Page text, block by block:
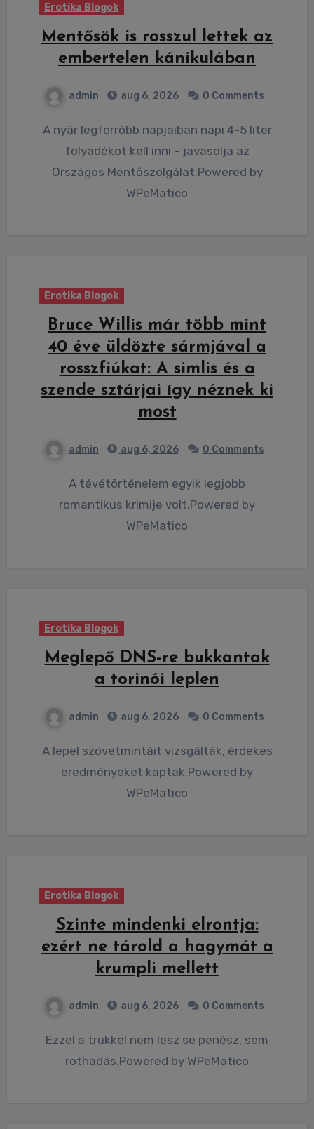
Erotika Blogok
Mentősök is rosszul lettek az
embertelen kánikulában
admin aug 6, 2026 0 Comments
A nyár legforróbb napjaiban napi 4-5 liter
folyadékot kell inni – javasolja az
Országos Mentőszolgálat.Powered by
WPeMatico
Erotika Blogok
Bruce Willis már több mint
40 éve üldözte sármjával a
rosszfiúkat: A simlis és a
szende sztárjai így néznek ki
most
admin aug 6, 2026 0 Comments
A tévétörténelem egyik legjobb
romantikus krimije volt.Powered by
WPeMatico
Erotika Blogok
Meglepő DNS-re bukkantak
a torinói leplen
admin aug 6, 2026 0 Comments
A lepel szövetmintáit vizsgálták, érdekes
eredményeket kaptak.Powered by
WPeMatico
Erotika Blogok
Szinte mindenki elrontja:
ezért ne tárold a hagymát a
krumpli mellett
admin aug 6, 2026 0 Comments
Ezzel a trükkel nem lesz se penész, sem
rothadás.Powered by WPeMatico